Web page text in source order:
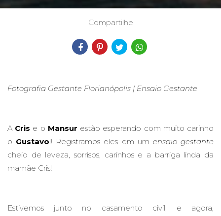
Compartilhe
Fotografia Gestante Florianópolis | Ensaio Gestante
A Cris e o Mansur estão esperando com muito carinho
o Gustavo!! Registramos eles em um ensaio gestante
cheio de leveza, sorrisos, carinhos e a barriga linda da
mamãe Cris!
Estivemos junto no casamento civil, e agora,